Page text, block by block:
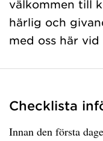
välkommen till
härlig och
med oss här
Checklista
Innan den första